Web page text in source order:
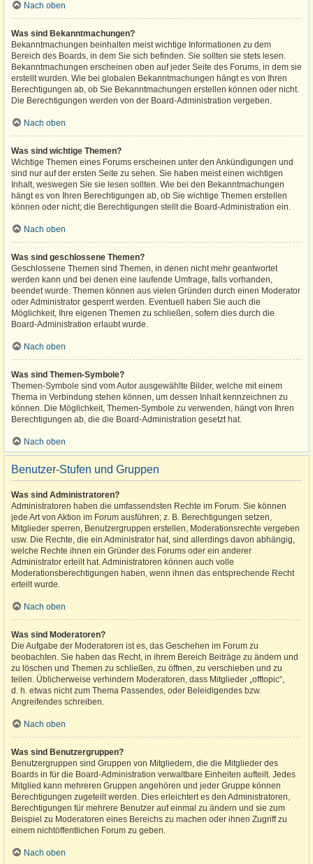
Nach oben
Was sind Bekanntmachungen?
Bekanntmachungen beinhalten meist wichtige Informationen zu dem
Bereich des Boards, in dem Sie sich befinden. Sie sollten sie stets lesen.
Bekanntmachungen erscheinen oben auf jeder Seite des Forums, in dem sie
erstellt wurden. Wie bei globalen Bekanntmachungen hängt es von Ihren
Berechtigungen ab, ob Sie Bekanntmachungen erstellen können oder nicht.
Die Berechtigungen werden von der Board-Administration vergeben.
Nach oben
Was sind wichtige Themen?
Wichtige Themen eines Forums erscheinen unter den Ankündigungen und
sind nur auf der ersten Seite zu sehen. Sie haben meist einen wichtigen
Inhalt, weswegen Sie sie lesen sollten. Wie bei den Bekanntmachungen
hängt es von Ihren Berechtigungen ab, ob Sie wichtige Themen erstellen
können oder nicht; die Berechtigungen stellt die Board-Administration ein.
Nach oben
Was sind geschlossene Themen?
Geschlossene Themen sind Themen, in denen nicht mehr geantwortet
werden kann und bei denen eine laufende Umfrage, falls vorhanden,
beendet wurde. Themen können aus vielen Gründen durch einen Moderator
oder Administrator gesperrt werden. Eventuell haben Sie auch die
Möglichkeit, Ihre eigenen Themen zu schließen, sofern dies durch die
Board-Administration erlaubt wurde.
Nach oben
Was sind Themen-Symbole?
Themen-Symbole sind vom Autor ausgewählte Bilder, welche mit einem
Thema in Verbindung stehen können, um dessen Inhalt kennzeichnen zu
können. Die Möglichkeit, Themen-Symbole zu verwenden, hängt von Ihren
Berechtigungen ab, die die Board-Administration gesetzt hat.
Nach oben
Benutzer-Stufen und Gruppen
Was sind Administratoren?
Administratoren haben die umfassendsten Rechte im Forum. Sie können
jede Art von Aktion im Forum ausführen; z. B. Berechtigungen setzen,
Mitglieder sperren, Benutzergruppen erstellen, Moderationsrechte vergeben
usw. Die Rechte, die ein Administrator hat, sind allerdings davon abhängig,
welche Rechte ihnen ein Gründer des Forums oder ein anderer
Administrator erteilt hat. Administratoren können auch volle
Moderationsberechtigungen haben, wenn ihnen das entsprechende Recht
erteilt wurde.
Nach oben
Was sind Moderatoren?
Die Aufgabe der Moderatoren ist es, das Geschehen im Forum zu
beobachten. Sie haben das Recht, in ihrem Bereich Beiträge zu ändern und
zu löschen und Themen zu schließen, zu öffnen, zu verschieben und zu
teilen. Üblicherweise verhindern Moderatoren, dass Mitglieder „offtopic“,
d. h. etwas nicht zum Thema Passendes, oder Beleidigendes bzw.
Angreifendes schreiben.
Nach oben
Was sind Benutzergruppen?
Benutzergruppen sind Gruppen von Mitgliedern, die die Mitglieder des
Boards in für die Board-Administration verwaltbare Einheiten aufteilt. Jedes
Mitglied kann mehreren Gruppen angehören und jeder Gruppe können
Berechtigungen zugeteilt werden. Dies erleichtert es den Administratoren,
Berechtigungen für mehrere Benutzer auf einmal zu ändern und sie zum
Beispiel zu Moderatoren eines Bereichs zu machen oder ihnen Zugriff zu
einem nichtöffentlichen Forum zu geben.
Nach oben